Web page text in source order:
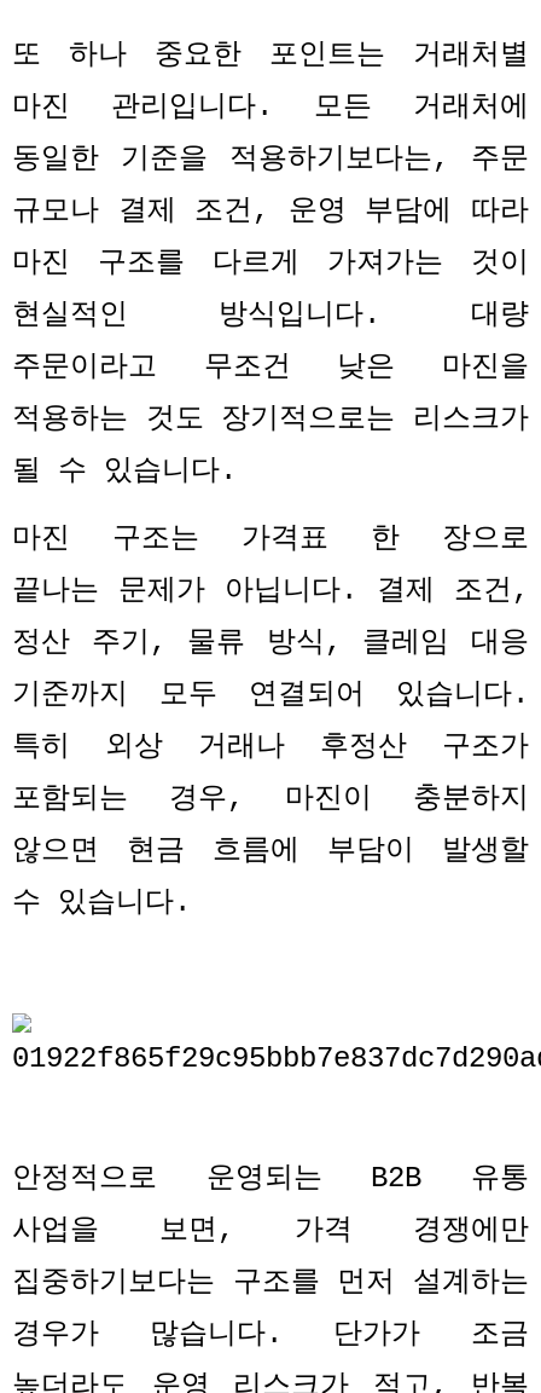
또 하나 중요한 포인트는 거래처별
마진 관리입니다. 모든 거래처에
동일한 기준을 적용하기보다는, 주문
규모나 결제 조건 , 운영 부담에 따라
마진 구조를 다르게 가져가는 것이
현실적인 방식입니다. 대량
주문이라고 무조건 낮은 마진을
적용하는 것도 장기적으로는 리스크가
될 수 있습니다.
마진 구조는 가격표 한 장으로
끝나는 문제가 아닙니다. 결제 조건 ,
정산 주기 , 물류 방식 , 클레임 대응
기준까지 모두 연결되어 있습니다.
특히 외상 거래나 후정산 구조가
포함되는 경우, 마진이 충분하지
않으면 현금 흐름에 부담이 발생할
수 있습니다.
안정적으로 운영되는 B2B 유통
사업을 보면 , 가격 경쟁에만
집중하기보다는 구조를 먼저 설계하는
경우가 많습니다. 단가가 조금
높더라도 운영 리스크가 적고 , 반복